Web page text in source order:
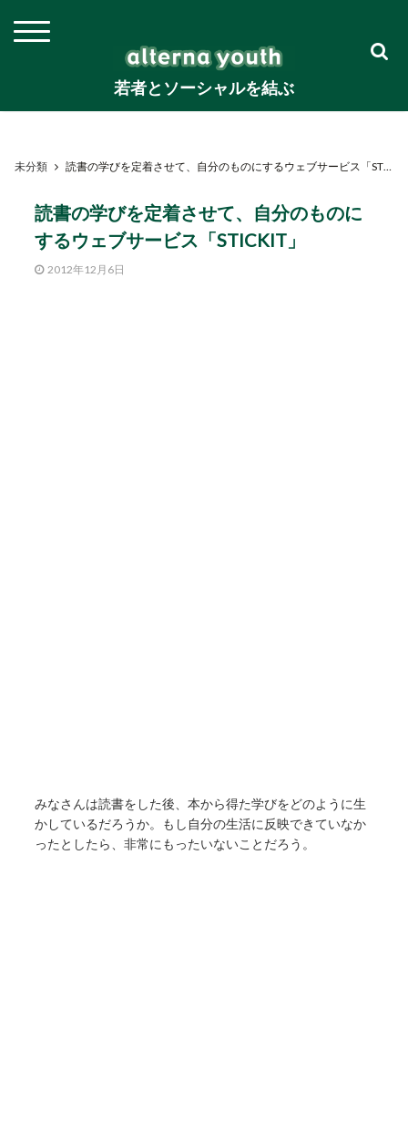
若者とソーシャルを結ぶ
未分類 読書の学びを定着させて、自分のものにするウェブサービス「STICKIT」
読書の学びを定着させて、自分のものに
するウェブサービス「STICKIT」
2012年12月6日
みなさんは読書をした後、本から得た学びをどのように生
かしているだろうか。もし自分の生活に反映できていなか
ったとしたら、非常にもったいないことだろう。